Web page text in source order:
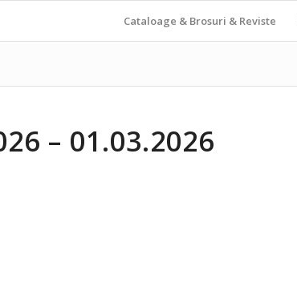
Cataloage & Brosuri & Reviste
– 01.03.2026